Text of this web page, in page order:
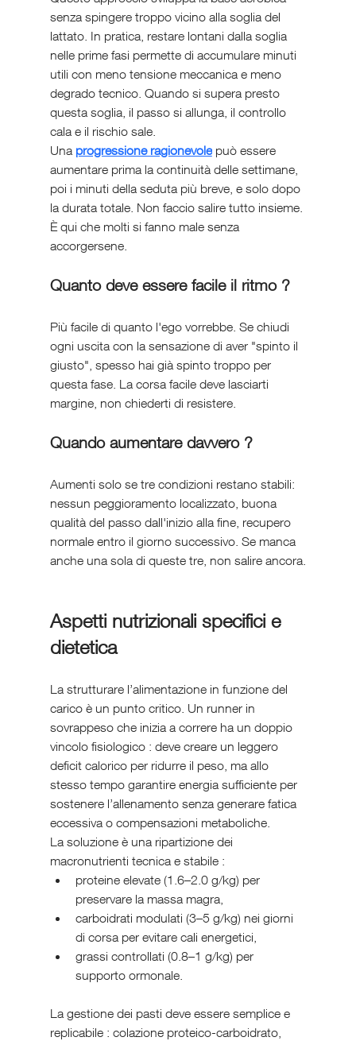
senza spingere troppo vicino alla soglia del
lattato. In pratica, restare lontani dalla soglia
nelle prime fasi permette di accumulare minuti
utili con meno tensione meccanica e meno
degrado tecnico. Quando si supera presto
questa soglia, il passo si allunga, il controllo
cala e il rischio sale.
Una progressione ragionevole può essere
aumentare prima la continuità delle settimane,
poi i minuti della seduta più breve, e solo dopo
la durata totale. Non faccio salire tutto insieme.
È qui che molti si fanno male senza
accorgersene.
Quanto deve essere facile il ritmo ?
Più facile di quanto l'ego vorrebbe. Se chiudi
ogni uscita con la sensazione di aver "spinto il
giusto", spesso hai già spinto troppo per
questa fase. La corsa facile deve lasciarti
margine, non chiederti di resistere.
Quando aumentare davvero ?
Aumenti solo se tre condizioni restano stabili:
nessun peggioramento localizzato, buona
qualità del passo dall'inizio alla fine, recupero
normale entro il giorno successivo. Se manca
anche una sola di queste tre, non salire ancora.
Aspetti nutrizionali specifici e
dietetica
La strutturare l’alimentazione in funzione del
carico è un punto critico. Un runner in
sovrappeso che inizia a correre ha un doppio
vincolo fisiologico : deve creare un leggero
deficit calorico per ridurre il peso, ma allo
stesso tempo garantire energia sufficiente per
sostenere l’allenamento senza generare fatica
eccessiva o compensazioni metaboliche.
La soluzione è una ripartizione dei
macronutrienti tecnica e stabile :
proteine elevate (1.6–2.0 g/kg) per
preservare la massa magra,
carboidrati modulati (3–5 g/kg) nei giorni
di corsa per evitare cali energetici,
grassi controllati (0.8–1 g/kg) per
supporto ormonale.
La gestione dei pasti deve essere semplice e
replicabile : colazione proteico-carboidrato,